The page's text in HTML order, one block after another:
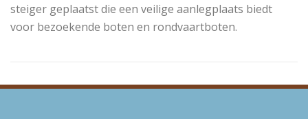
steiger geplaatst die een veilige aanlegplaats biedt
voor bezoekende boten en rondvaartboten.